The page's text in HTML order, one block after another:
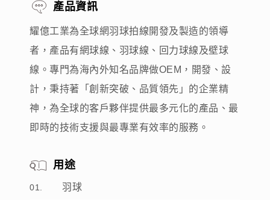
產品資訊
耀億工業為全球網羽球拍線開發及製造的領導
者，產品有網球線、羽球線、回力球線及壁球
線。專門為海內外知名品牌做OEM，開發、設
計，秉持著「創新突破、品質領先」的企業精
神，為全球的客戶夥伴提供最多元化的產品、最
即時的技術支援與最專業有效率的服務。
用途
羽球